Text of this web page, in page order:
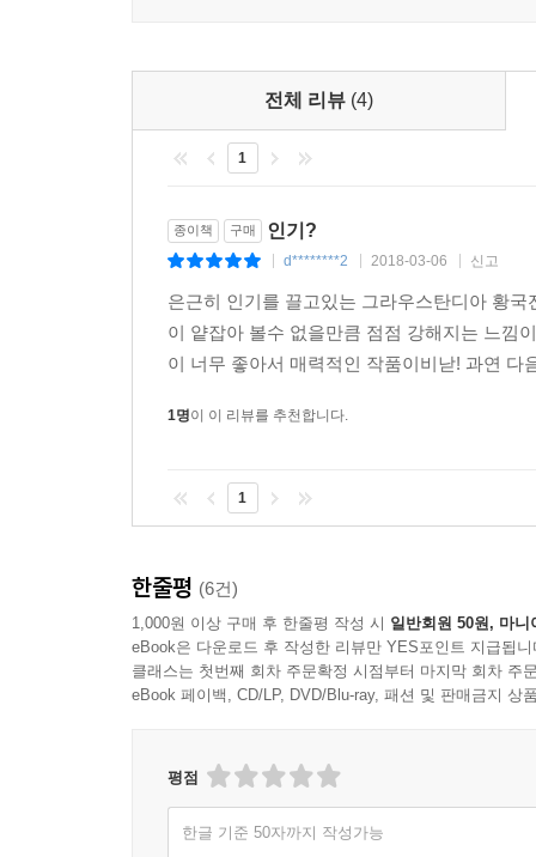
전체 리뷰 (4)
1
종이책 구매 인기?
d********2 2018-03-06 신고
은근히 인기를 끌고있는 그라우스탄디아 황
이 얕잡아 볼수 없을만큼 점점 강해지는 느낌
이 너무 좋아서 매력적인 작품이비낟! 과연
1명이 이 리뷰를 추천합니다.
1
한줄평 (6건)
1,000원 이상 구매 후 한줄평 작성 시 일반회원 50원, 마니
eBook은 다운로드 후 작성한 리뷰만 YES포인트 지급됩니
클래스는 첫번째 회차 주문확정 시점부터 마지막 회차 주
eBook 페이백, CD/LP, DVD/Blu-ray, 패션 및 판매금지 상
평점
한글 기준 50자까지 작성가능